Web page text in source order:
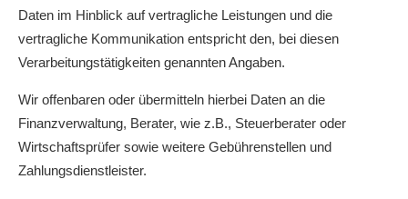
Daten im Hinblick auf vertragliche Leistungen und die
vertragliche Kommunikation entspricht den, bei diesen
Verarbeitungstätigkeiten genannten Angaben.
Wir offenbaren oder übermitteln hierbei Daten an die
Finanzverwaltung, Berater, wie z.B., Steuerberater oder
Wirtschaftsprüfer sowie weitere Gebührenstellen und
Zahlungsdienstleister.